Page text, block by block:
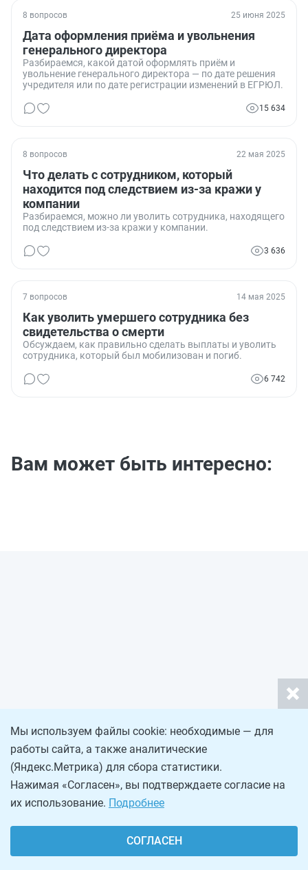
8 вопросов 25 июня 2025
Дата оформления приёма и увольнения
генерального директора
Разбираемся, какой датой оформлять приём и
увольнение генерального директора — по дате решения
учредителя или по дате регистрации изменений в ЕГРЮЛ.
15 634
8 вопросов 22 мая 2025
Что делать с сотрудником, который
находится под следствием из-за кражи у
компании
Разбираемся, можно ли уволить сотрудника, находящего
под следствием из-за кражи у компании.
3 636
7 вопросов 14 мая 2025
Как уволить умершего сотрудника без
свидетельства о смерти
Обсуждаем, как правильно сделать выплаты и уволить
сотрудника, который был мобилизован и погиб.
6 742
Вам может быть интересно:
Мы используем файлы cookie: необходимые — для
работы сайта, а также аналитические
(Яндекс.Метрика) для сбора статистики.
Нажимая «Согласен», вы подтверждаете согласие на
их использование. Подробнее
СОГЛАСЕН